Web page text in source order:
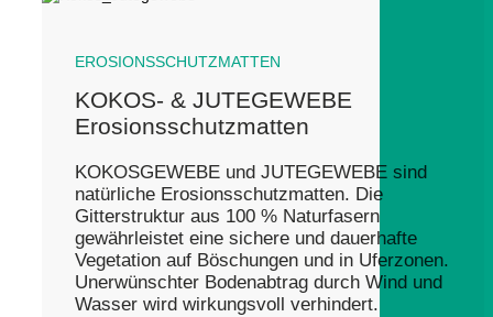
EROSIONSSCHUTZMATTEN
KOKOS- & JUTEGEWEBE
Erosionsschutzmatten
KOKOSGEWEBE und JUTEGEWEBE sind
natürliche Erosionsschutzmatten. Die
Gitterstruktur aus 100 % Naturfasern
gewährleistet eine sichere und dauerhafte
Vegetation auf Böschungen und in Uferzonen.
Unerwünschter Bodenabtrag durch Wind und
Wasser wird wirkungsvoll verhindert.